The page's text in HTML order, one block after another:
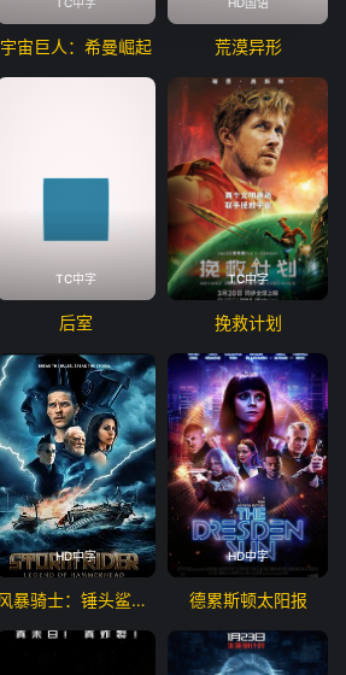
宇宙巨人：希曼崛起 荒漠异形
TC中字
后室
TC中字
挽救计划
HD中字
风暴骑士：锤头鲨的传说
HD中字
德累斯顿太阳报